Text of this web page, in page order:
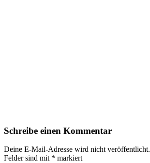
Schreibe einen Kommentar
Deine E-Mail-Adresse wird nicht veröffentlicht.
Felder sind mit * markiert